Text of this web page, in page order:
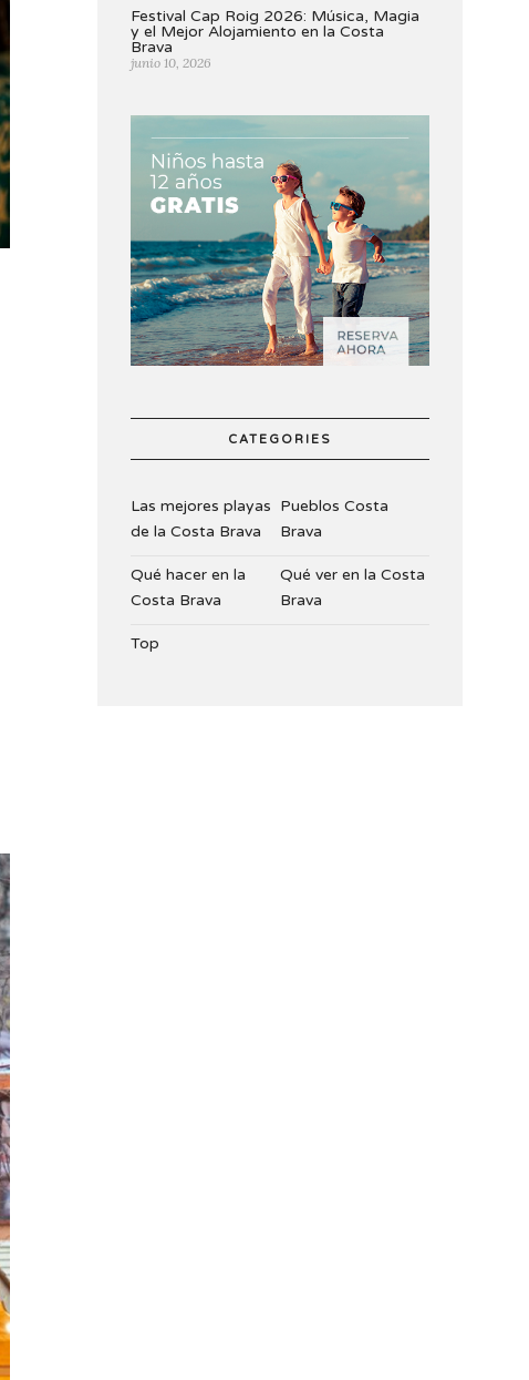
Festival Cap Roig 2026: Música, Magia
y el Mejor Alojamiento en la Costa
Brava
junio 10, 2026
CATEGORIES
Las mejores playas
de la Costa Brava
Pueblos Costa
Brava
Qué hacer en la
Costa Brava
Qué ver en la Costa
Brava
Top